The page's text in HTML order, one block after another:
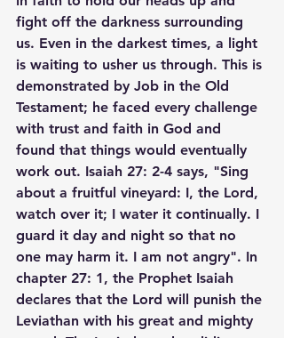
fight off the darkness surrounding
us. Even in the darkest times, a light
is waiting to usher us through. This is
demonstrated by Job in the Old
Testament; he faced every challenge
with trust and faith in God and
found that things would eventually
work out. Isaiah 27: 2-4 says, "Sing
about a fruitful vineyard: I, the Lord,
watch over it; I water it continually. I
guard it day and night so that no
one may harm it. I am not angry". In
chapter 27: 1, the Prophet Isaiah
declares that the Lord will punish the
Leviathan with his great and mighty